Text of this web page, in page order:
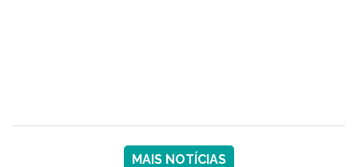
MAIS NOTÍCIAS